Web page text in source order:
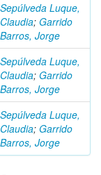
Sepúlveda Luque,
Claudia; Garrido
Barros, Jorge
Sepúlveda Luque,
Claudia; Garrido
Barros, Jorge
Sepúlveda Luque,
Claudia; Garrido
Barros, Jorge